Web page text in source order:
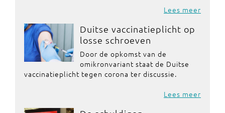
Lees meer
Duitse vaccinatieplicht op
losse schroeven
Door de opkomst van de
omikronvariant staat de Duitse
vaccinatieplicht tegen corona ter discussie.
Lees meer